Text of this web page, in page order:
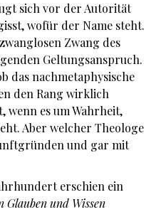
sich vor der Autorität
wofür der Name steht.
Zwang des
Geltungsanspruch.
das nachmetaphysische
den Rang wirklich
wenn es um Wahrheit,
Aber welcher Theologe
und gar mit
erschien ein
und Wissen